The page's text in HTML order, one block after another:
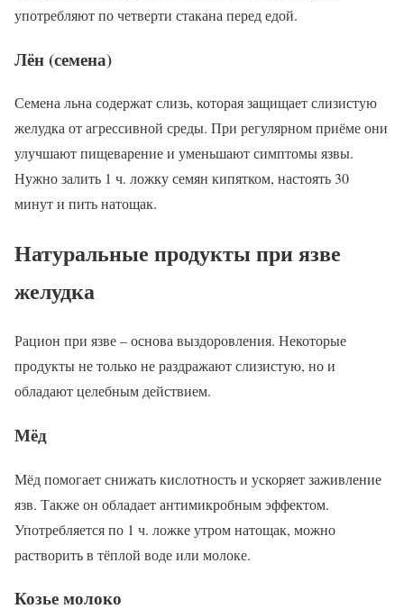
употребляют по четверти стакана перед едой.
Лён (семена)
Семена льна содержат слизь, которая защищает слизистую
желудка от агрессивной среды. При регулярном приёме они
улучшают пищеварение и уменьшают симптомы язвы.
Нужно залить 1 ч. ложку семян кипятком, настоять 30
минут и пить натощак.
Натуральные продукты при язве
желудка
Рацион при язве – основа выздоровления. Некоторые
продукты не только не раздражают слизистую, но и
обладают целебным действием.
Мёд
Мёд помогает снижать кислотность и ускоряет заживление
язв. Также он обладает антимикробным эффектом.
Употребляется по 1 ч. ложке утром натощак, можно
растворить в тёплой воде или молоке.
Козье молоко